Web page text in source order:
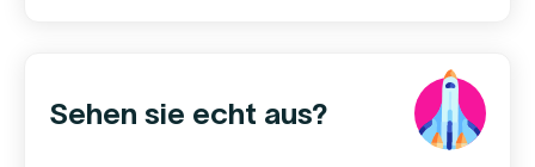
Sehen sie echt aus?